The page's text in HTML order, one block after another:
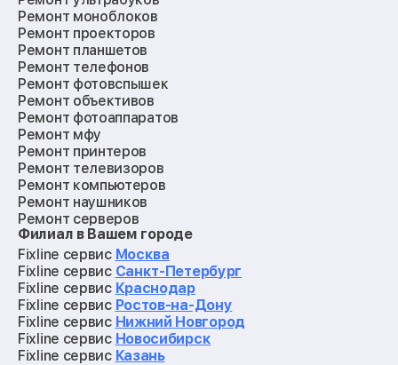
Ремонт моноблоков
Ремонт проекторов
Ремонт планшетов
Ремонт телефонов
Ремонт фотовспышек
Ремонт объективов
Ремонт фотоаппаратов
Ремонт мфу
Ремонт принтеров
Ремонт телевизоров
Ремонт компьютеров
Ремонт наушников
Ремонт серверов
Ремонт мониторов
Ремонт квадрокоптеров
Ремонт электросамокатов
Ремонт материнских плат
Ремонт видеокарт
Ремонт кофемашин
Ремонт vr систем
Ремонт игровых приставок
Филиал в Вашем городе
Fixline сервис Москва
Fixline сервис Санкт-Петербург
Fixline сервис Краснодар
Fixline сервис Ростов-на-Дону
Fixline сервис Нижний Новгород
Fixline сервис Новосибирск
Fixline сервис Казань